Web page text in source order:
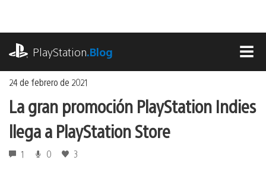
contenido
PlayStation.Blog
24 de febrero de 2021
La gran promoción PlayStation Indies
llega a PlayStation Store
1 0 3